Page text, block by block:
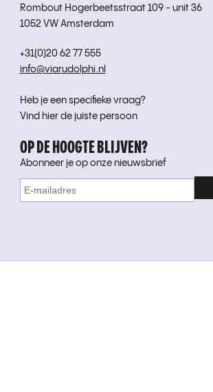
Rombout Hogerbeetsstraat 109 - unit 36
1052 VW Amsterdam
+31(0)20 62 77 555
info@viarudolphi.nl
Heb je een specifieke vraag?
Vind hier de juiste persoon
OP DE HOOGTE BLIJVEN?
Abonneer je op onze nieuwsbrief